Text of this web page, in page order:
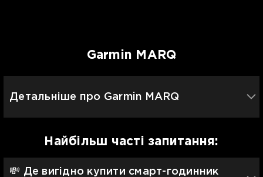
Garmin MARQ
Детальніше про Garmin MARQ
Найбільш часті запитання:
💸 Де вигідно купити смарт-годинник